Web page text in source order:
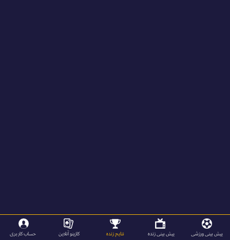
پیش بینی ورزشی پیش بینی زنده نتایج زنده کازینو آنلاین حساب کاربری